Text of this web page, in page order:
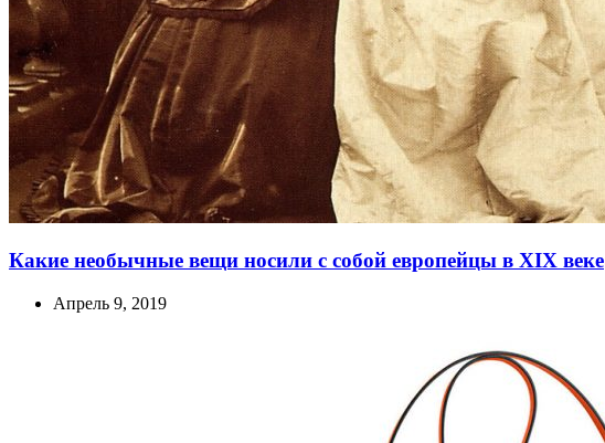
Какие необычные вещи носили с собой европейцы в XIX веке
Апрель 9, 2019